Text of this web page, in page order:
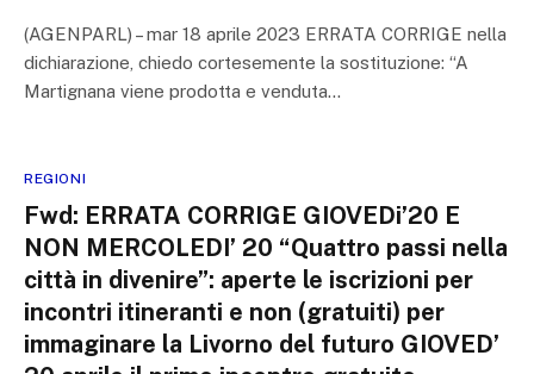
(AGENPARL) – mar 18 aprile 2023 ERRATA CORRIGE nella
dichiarazione, chiedo cortesemente la sostituzione: “A
Martignana viene prodotta e venduta…
REGIONI
Fwd: ERRATA CORRIGE GIOVEDi’20 E
NON MERCOLEDI’ 20 “Quattro passi nella
città in divenire”: aperte le iscrizioni per
incontri itineranti e non (gratuiti) per
immaginare la Livorno del futuro GIOVED’